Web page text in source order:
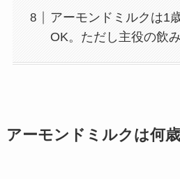
アーモンドミルクは1
OK。ただし主役の飲
アーモンドミルクは何